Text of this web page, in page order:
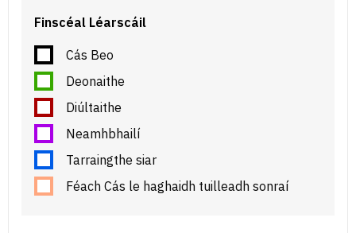
Finscéal Léarscáil
Cás Beo
Deonaithe
Diúltaithe
Neamhbhailí
Tarraingthe siar
Féach Cás le haghaidh tuilleadh sonraí